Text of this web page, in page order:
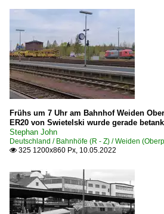
Frühs um 7 Uhr am Bahnhof Weiden
ER20 von Swietelski wurde gerade
Stephan John
Deutschland / Bahnhöfe (R - Z) / Weiden
 325 1200x860 Px, 10.05.2022